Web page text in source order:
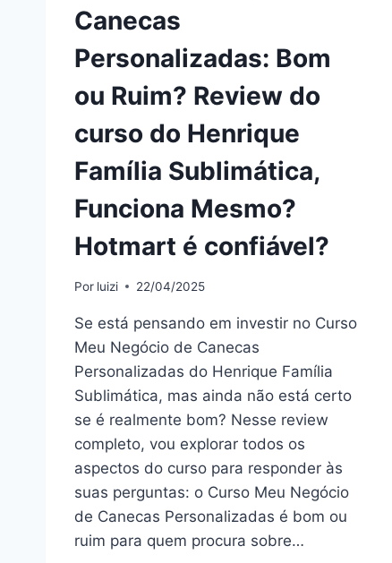
Canecas
Personalizadas: Bom
ou Ruim? Review do
curso do Henrique
Família Sublimática,
Funciona Mesmo?
Hotmart é confiável?
Por luizi 22/04/2025
Se está pensando em investir no Curso
Meu Negócio de Canecas
Personalizadas do Henrique Família
Sublimática, mas ainda não está certo
se é realmente bom? Nesse review
completo, vou explorar todos os
aspectos do curso para responder às
suas perguntas: o Curso Meu Negócio
de Canecas Personalizadas é bom ou
ruim para quem procura sobre…